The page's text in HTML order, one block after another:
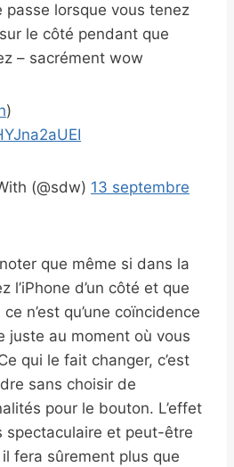
passe lorsque vous tenez
le côté pendant que
– sacrément wow
)
(@sdw) 13 septembre
que même si dans la
l’iPhone d’un côté et que
n’est qu’une coïncidence
juste au moment où vous
qui le fait changer, c’est
sans choisir de
pour le bouton. L’effet
spectaculaire et peut-être
fera sûrement plus que